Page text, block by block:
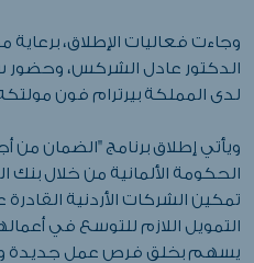
وجاءت فعاليات الإطلاق، برعاية
الدكتور عادل الشركس، وحضور
لدى المملكة بيرترام فون
ويأتي إطلاق برنامج "الضمان من
تمكين الشركات الأردنية
التمويل اللازم للتوسع في
يسهم بخلق فرص عمل جديدة